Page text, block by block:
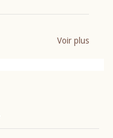
Voir plus